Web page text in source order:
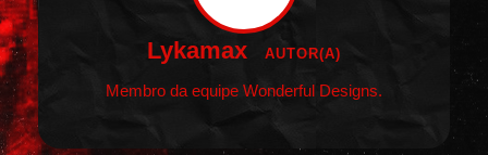
Lykamax AUTOR(A)
Membro da equipe Wonderful Designs.